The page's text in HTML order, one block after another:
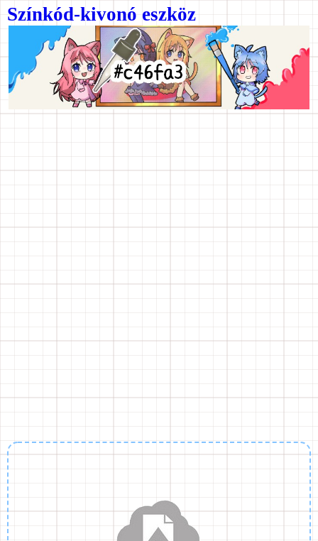
Színkód-kivonó eszköz